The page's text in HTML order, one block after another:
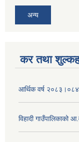
अन्य
कर तथा
आर्थिक वर्ष
विहादी गाउँपालिकाको